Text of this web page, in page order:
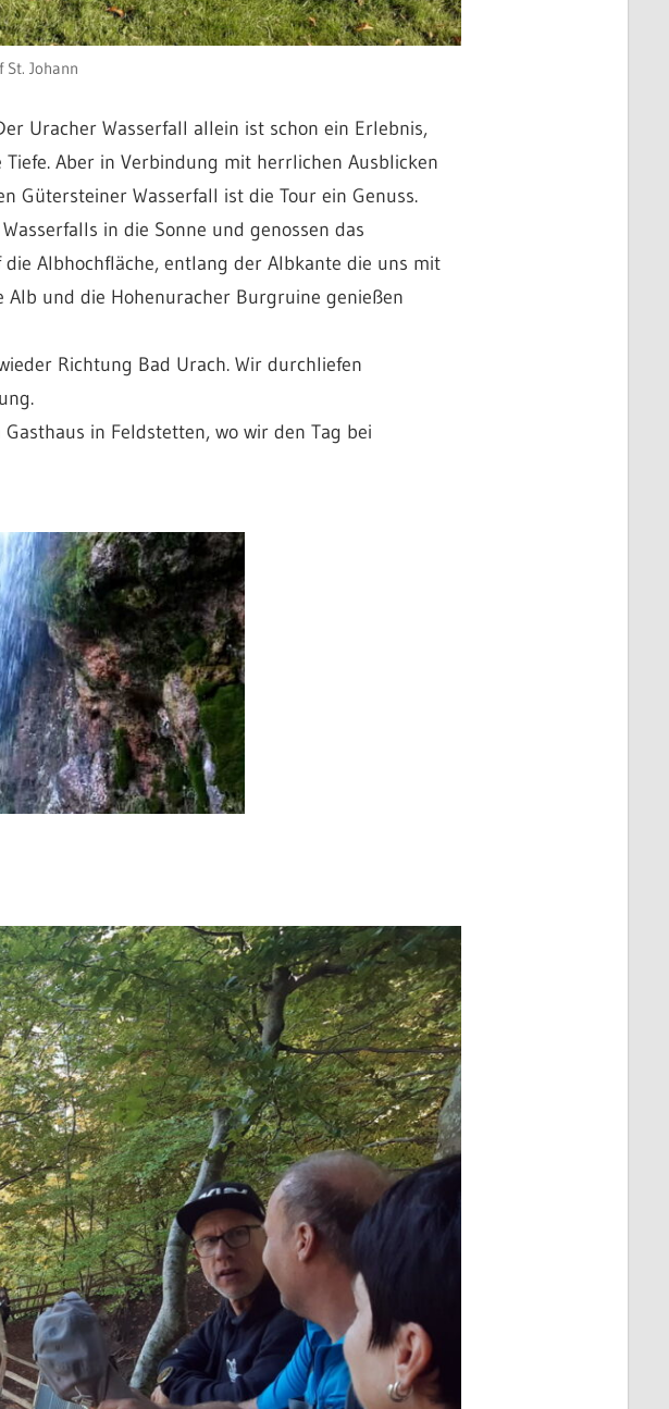
Johann
Uracher Wasserfall allein ist schon ein Erlebnis,
Aber in Verbindung mit herrlichen Ausblicken
Gütersteiner Wasserfall ist die Tour ein Genuss.
in die Sonne und genossen das
Albhochfläche, entlang der Albkante die uns mit
und die Hohenuracher Burgruine genießen
Richtung Bad Urach. Wir durchliefen
in Feldstetten, wo wir den Tag bei